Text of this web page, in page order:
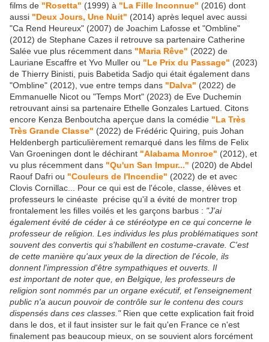
films de "Rosetta" (1999) à "La Fille Inconnue" (2016) dont
aussi "Deux Jours, Une Nuit" (2014) après lequel avec aussi
"Ca Rend Heureux" (2007) de Joachim Lafosse et "Ombline"
(2012) de Stephane Cazes il retrouve sa partenaire Catherine
Salée vue plus récemment dans "Maria Rêve" (2022) de
Lauriane Escaffre et Yvo Muller ou "Le Prix du Passage" (2023)
de Thierry Binisti, puis Babetida Sadjo qui était également dans
"Ombline" (2012), vue entre temps dans "Dalva" (2022) de
Emmanuelle Nicot ou "Temps Mort" (2023) de Eve Duchemin
retrouvant ainsi sa partenaire Ethelle Gonzales Lartued. Citons
encore Kenza Benboutcha aperçue dans la comédie "La Très
Très Grande Classe" (2022) de Frédéric Quiring, puis Johan
Heldenbergh particulièrement remarqué dans les films de Felix
Van Groeningen dont le déchirant "Alabama Monroe" (2012), et
vu plus récemment dans "Qu'un San Impur..." (2020) de Abdel
Raouf Dafri ou "Couleurs de l'Incendie" (2022) de et avec
Clovis Cornillac... Pour ce qui est de l'école, classe, élèves et
professeurs le cinéaste précise qu'il a évité de montrer trop
frontalement les filles voilés et les garçons barbus : "J'ai
également évité de céder à ce stéréotype en ce qui concerne le
professeur de religion. Les individus les plus problématiques sont
souvent des convertis qui s'habillent en costume-cravate. C'est
de cette manière qu'aux yeux de la direction de l'école, ils
donnent l'impression d'être sympathiques et ouverts. Il
est important de noter que, en Belgique, les professeurs de
religion sont nommés par un organe exécutif, et l'enseignement
public n'a aucun pouvoir de contrôle sur le contenu des cours
dispensés dans ces classes." Rien que cette explication fait froid
dans le dos, et il faut insister sur le fait qu'en France ce n'est
finalement pas beaucoup mieux, on se souvient alors forcément